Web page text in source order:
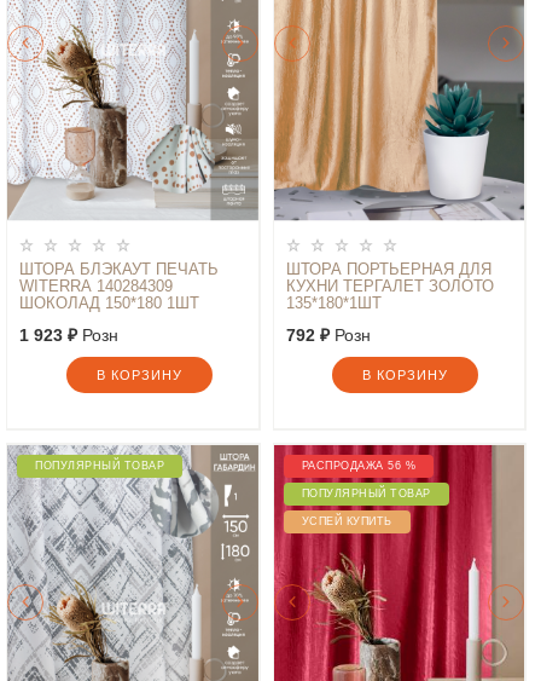
ШТОРА БЛЭКАУТ ПЕЧАТЬ
WITERRA 140284309
ШОКОЛАД 150*180 1ШТ
1 923 ₽Розн
В КОРЗИНУ
ШТОРА ПОРТЬЕРНАЯ ДЛЯ
КУХНИ ТЕРГАЛЕТ ЗОЛОТО
135*180*1ШТ
792 ₽Розн
В КОРЗИНУ
ПОПУЛЯРНЫЙ ТОВАР РАСПРОДАЖА 56 %
ПОПУЛЯРНЫЙ ТОВАР
УСПЕЙ КУПИТЬ